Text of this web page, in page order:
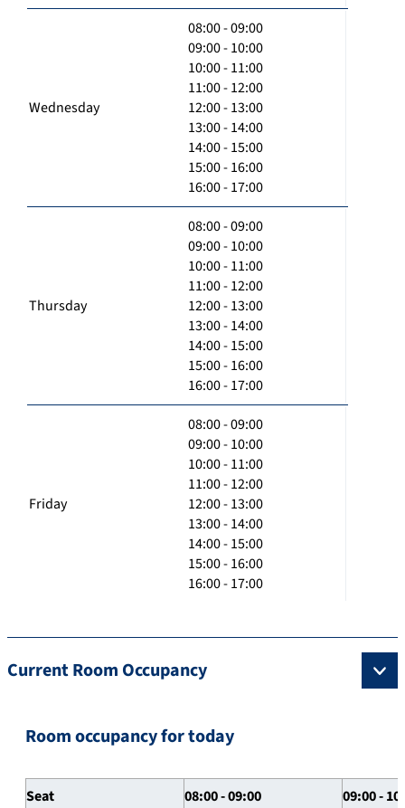
Wednesday
08:00 - 09:00
09:00 - 10:00
10:00 - 11:00
11:00 - 12:00
12:00 - 13:00
13:00 - 14:00
14:00 - 15:00
15:00 - 16:00
16:00 - 17:00
Thursday
08:00 - 09:00
09:00 - 10:00
10:00 - 11:00
11:00 - 12:00
12:00 - 13:00
13:00 - 14:00
14:00 - 15:00
15:00 - 16:00
16:00 - 17:00
Friday
08:00 - 09:00
09:00 - 10:00
10:00 - 11:00
11:00 - 12:00
12:00 - 13:00
13:00 - 14:00
14:00 - 15:00
15:00 - 16:00
16:00 - 17:00
Current Room Occupancy
Room occupancy for today
Seat 08:00 - 09:00 09:00 -